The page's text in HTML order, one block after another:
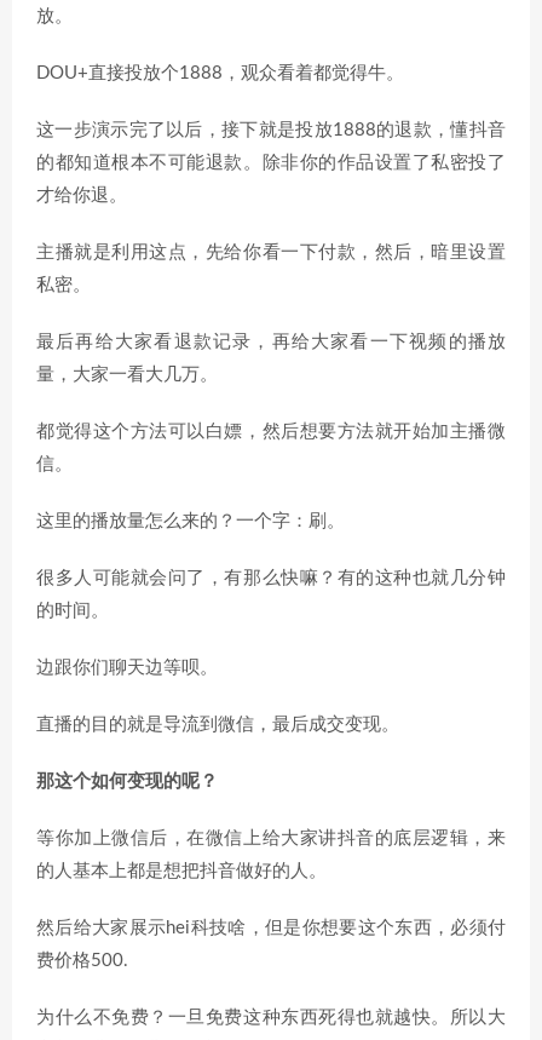
放。
DOU+直接投放个1888，观众看着都觉得牛。
这一步演示完了以后，接下就是投放1888的退款，懂抖音
的都知道根本不可能退款。除非你的作品设置了私密投了
才给你退。
主播就是利用这点，先给你看一下付款，然后，暗里设置
私密。
最后再给大家看退款记录，再给大家看一下视频的播放
量，大家一看大几万。
都觉得这个方法可以白嫖，然后想要方法就开始加主播微
信。
这里的播放量怎么来的？一个字：刷。
很多人可能就会问了，有那么快嘛？有的这种也就几分钟
的时间。
边跟你们聊天边等呗。
直播的目的就是导流到微信，最后成交变现。
那这个如何变现的呢？
等你加上微信后，在微信上给大家讲抖音的底层逻辑，来
的人基本上都是想把抖音做好的人。
然后给大家展示hei科技啥，但是你想要这个东西，必须付
费价格500.
为什么不免费？一旦免费这种东西死得也就越快。所以大